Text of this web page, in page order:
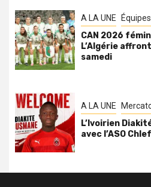
A LA UNE
CAN 2026
L’Algérie
samedi
A LA UNE
L’Ivoirien
avec l’ASO